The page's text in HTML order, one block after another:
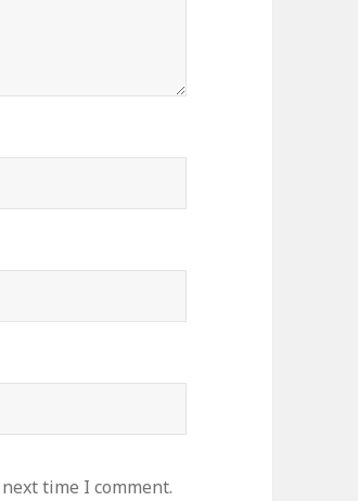
time I comment.